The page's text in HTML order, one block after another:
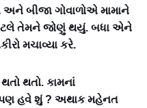
અને બીજા ગોવાળોએ મામાને
એટલે તેમને જોણું થયું. બધા એને
મચાવ્યા કરે.
થતો. કામનાં
, પણ હવે શું ? અથાક મહેનત